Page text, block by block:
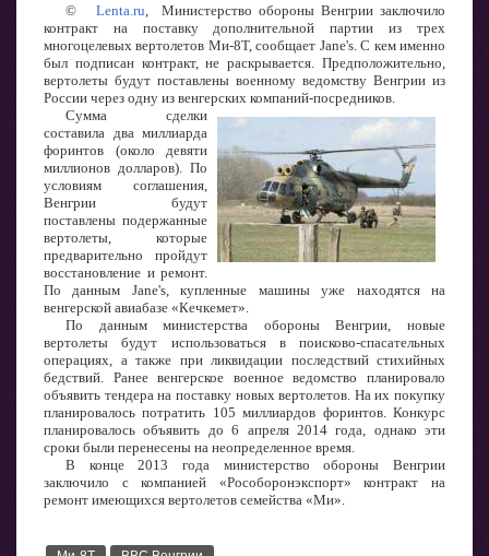
© Lenta.ru , Министерство обороны Венгрии заключило
контракт на поставку дополнительной партии из трех
многоцелевых вертолетов Ми-8Т, сообщает Jane's. С кем именно
был подписан контракт, не раскрывается. Предположительно,
вертолеты будут поставлены военному ведомству Венгрии из
России через одну из венгерских компаний-посредников.
Сумма сделки
составила два миллиарда
форинтов (около девяти
миллионов долларов). По
условиям соглашения,
Венгрии будут
поставлены подержанные
вертолеты, которые
предварительно пройдут
восстановление и ремонт.
По данным Jane's, купленные машины уже находятся на
венгерской авиабазе «Кечкемет».
По данным министерства обороны Венгрии, новые
вертолеты будут использоваться в поисково-спасательных
операциях, а также при ликвидации последствий стихийных
бедствий. Ранее венгерское военное ведомство планировало
объявить тендера на поставку новых вертолетов. На их покупку
планировалось потратить 105 миллиардов форинтов. Конкурс
планировалось объявить до 6 апреля 2014 года, однако эти
сроки были перенесены на неопределенное время.
В конце 2013 года министерство обороны Венгрии
заключило с компанией «Рособоронэкспорт» контракт на
ремонт имеющихся вертолетов семейства «Ми».